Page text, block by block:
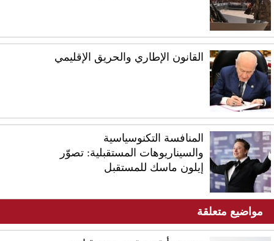
القانون الإطاري والحريق الإقليمي
المنافسة التكنوسياسية
والسيناريوهات المستقبلية: تصوّر
إيلون ماسك للمستقبل
مواضيع متعلقة